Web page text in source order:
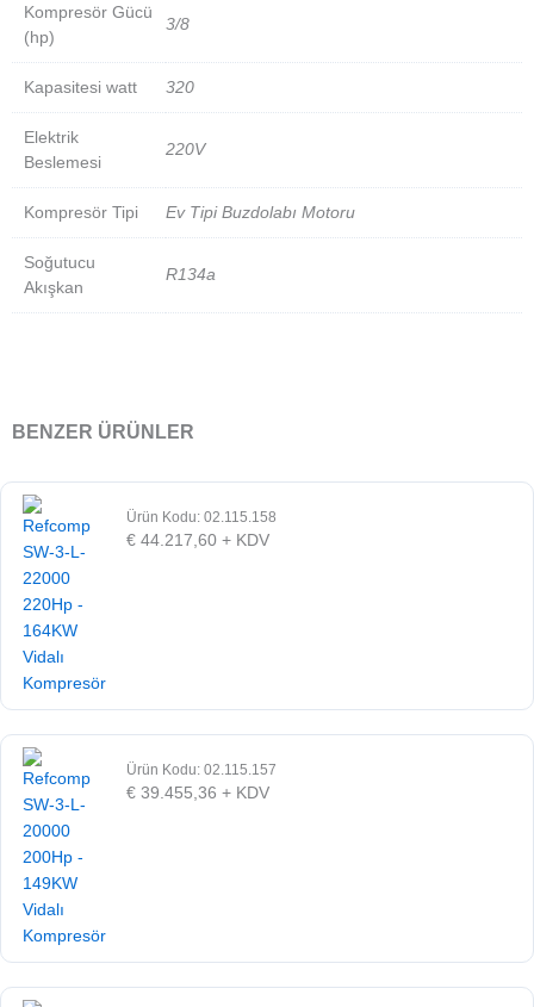
Kompresör Gücü
(hp)
3/8
Kapasitesi watt 320
Elektrik
Beslemesi
220V
Kompresör Tipi Ev Tipi Buzdolabı Motoru
Soğutucu
Akışkan
R134a
BENZER ÜRÜNLER
Ürün Kodu: 02.115.158
€ 44.217,60 + KDV
Ürün Kodu: 02.115.157
€ 39.455,36 + KDV